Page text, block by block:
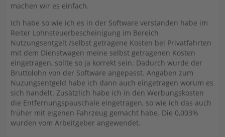
machen wir es einfach.
Ich habe so wie ich es in der Software verstanden habe im
Reiter Lohnsteuerbescheinigung im Bereich
Nutzungsentgelt /selbst getragene Kosten bei Privatfahrten
mit dem Dienstwagen meine selbst getragenen Kosten
eingetragen, sollte so ja korrekt sein. Dadurch wurde der
Bruttolohn von der Software angepasst. Angaben zum
Nuzungsentgeld habe ich dann auch eingetragen worum es
sich handelt. Zusätzlich habe ich in den Werbungskosten
die Entfernungspauschale eingetragen, so wie ich das auch
früher mit eigenen Fahrzeug gemacht habe. Die 0,003%
wurden vom Arbeitgeber angewendet.